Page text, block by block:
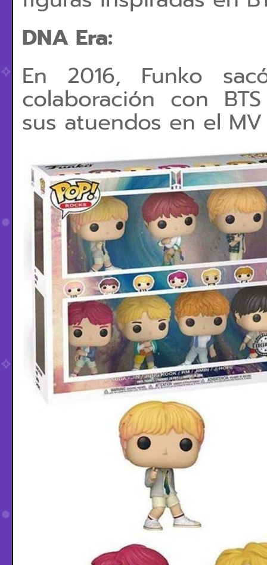
DNA Era:
En 2016, Funko
colaboración con
sus atuendos en el